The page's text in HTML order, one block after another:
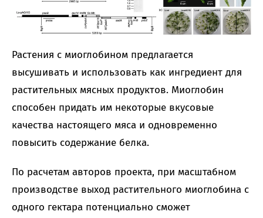
Растения с миоглобином предлагается
высушивать и использовать как ингредиент для
растительных мясных продуктов. Миоглобин
способен придать им некоторые вкусовые
качества настоящего мяса и одновременно
повысить содержание белка.
По расчетам авторов проекта, при масштабном
производстве выход растительного миоглобина с
одного гектара потенциально сможет